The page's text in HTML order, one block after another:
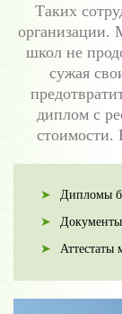
Таких
организации.
школ не
сужая
диплом с
стоимости.
Дипломы
Документы
Аттестаты